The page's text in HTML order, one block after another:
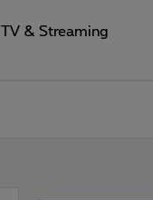
TV & Streaming